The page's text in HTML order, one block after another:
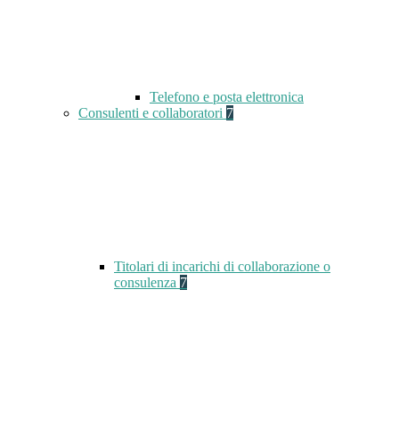
Telefono e posta elettronica
Consulenti e collaboratori 7
Titolari di incarichi di collaborazione o
consulenza 7